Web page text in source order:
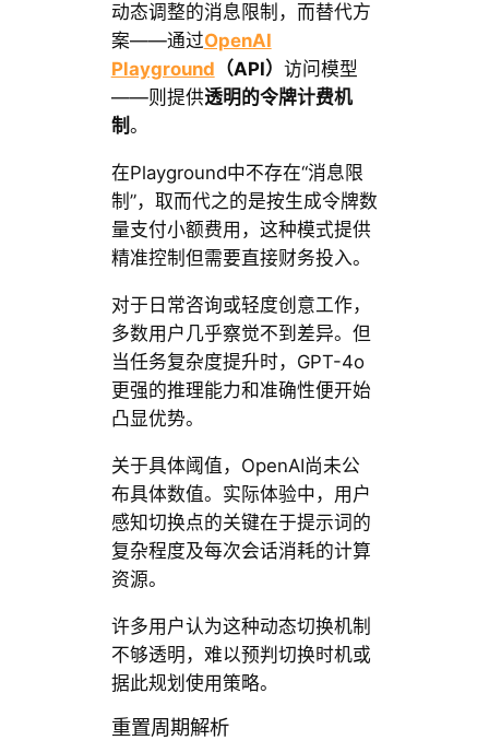
动态调整的消息限制，而替代方
案——通过OpenAI
Playground （API） 访问模型
——则提供透明的令牌计费机
制。
在Playground中不存在“消息限
制”，取而代之的是按生成令牌数
量支付小额费用，这种模式提供
精准控制但需要直接财务投入。
对于日常咨询或轻度创意工作，
多数用户几乎察觉不到差异。但
当任务复杂度提升时，GPT-4o
更强的推理能力和准确性便开始
凸显优势。
关于具体阈值，OpenAI尚未公
布具体数值。实际体验中，用户
感知切换点的关键在于提示词的
复杂程度及每次会话消耗的计算
资源。
许多用户认为这种动态切换机制
不够透明，难以预判切换时机或
据此规划使用策略。
重置周期解析